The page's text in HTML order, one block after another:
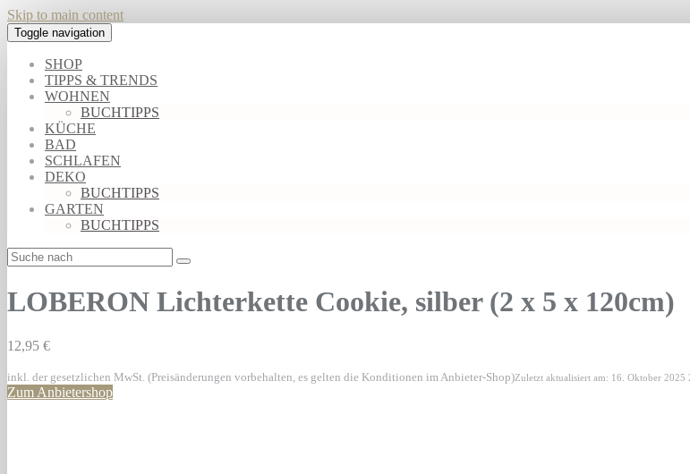
Skip to main content
Toggle navigation
SHOP
TIPPS & TRENDS
WOHNEN
BUCHTIPPS
KÜCHE
BAD
SCHLAFEN
DEKO
BUCHTIPPS
GARTEN
BUCHTIPPS
LOBERON Lichterkette Cookie, silber (2 x 5 x 120cm)
12,95 €
inkl. der gesetzlichen MwSt. (Preisänderungen vorbehalten, es gelten die Konditionen im Anbieter-Shop)Zuletzt aktualisiert am: 16. Oktober 2025
Zum Anbietershop